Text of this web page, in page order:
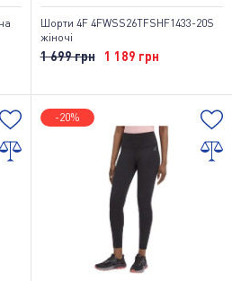
Шорти 4F 4FWSS26TFSHF1433-20S
жіночі
1 699 грн 1 189 грн
-20%